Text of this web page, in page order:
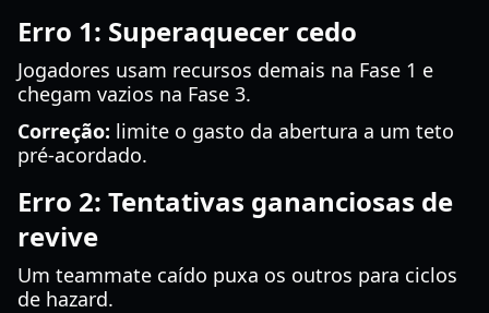
Erro 1: Superaquecer cedo
Jogadores usam recursos demais na Fase 1 e
chegam vazios na Fase 3.
Correção: limite o gasto da abertura a um teto
pré-acordado.
Erro 2: Tentativas gananciosas de
revive
Um teammate caído puxa os outros para ciclos
de hazard.